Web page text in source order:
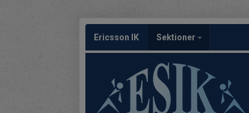
Ericsson IK Sektioner